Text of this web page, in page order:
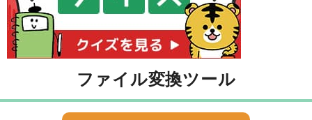
ファイル変換ツール